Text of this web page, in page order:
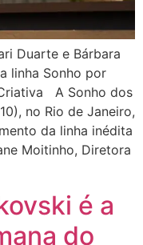
Duarte e Bárbara
linha Sonho por
A Sonho dos
no Rio de Janeiro,
da linha inédita
Moitinho, Diretora
é a
do